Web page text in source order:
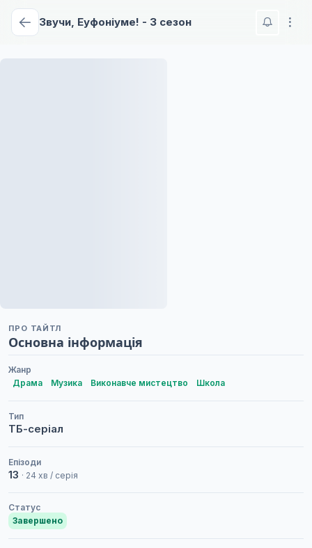
Звучи, Еуфоніуме! - 3 сезон
ПРО ТАЙТЛ
Основна інформація
Жанр
Драма
Музика Виконавче мистецтво Школа
Тип
ТБ-серіал
Епізоди
13 · 24 хв / серія
Статус
Завершено